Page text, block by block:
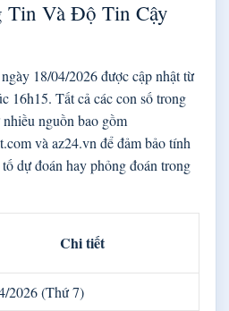
Tin Và Độ Tin Cậy
18/04/2026 được cập nhật từ
16h15. Tất cả các con số trong
nguồn bao gồm
và az24.vn để đảm bảo tính
dự đoán hay phỏng đoán trong
Chi tiết
2026 (Thứ 7)